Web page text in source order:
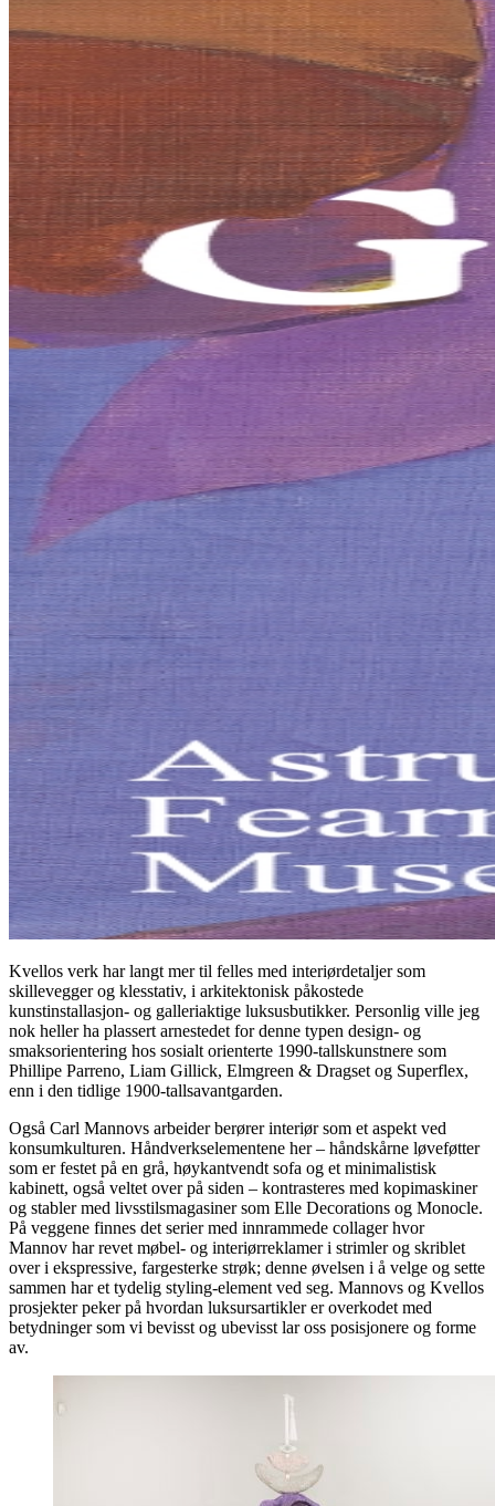
Kvellos verk har langt mer til felles med interiørdetaljer som
skillevegger og klesstativ, i arkitektonisk påkostede
kunstinstallasjon- og galleriaktige luksusbutikker. Personlig ville jeg
nok heller ha plassert arnestedet for denne typen design- og
smaksorientering hos sosialt orienterte 1990-tallskunstnere som
Phillipe Parreno, Liam Gillick, Elmgreen & Dragset og Superflex,
enn i den tidlige 1900-tallsavantgarden.
Også Carl Mannovs arbeider berører interiør som et aspekt ved
konsumkulturen. Håndverkselementene her – håndskårne løveføtter
som er festet på en grå, høykantvendt sofa og et minimalistisk
kabinett, også veltet over på siden – kontrasteres med kopimaskiner
og stabler med livsstilsmagasiner som Elle Decorations og Monocle.
På veggene finnes det serier med innrammede collager hvor
Mannov har revet møbel- og interiørreklamer i strimler og skriblet
over i ekspressive, fargesterke strøk; denne øvelsen i å velge og sette
sammen har et tydelig styling-element ved seg. Mannovs og Kvellos
prosjekter peker på hvordan luksursartikler er overkodet med
betydninger som vi bevisst og ubevisst lar oss posisjonere og forme
av.